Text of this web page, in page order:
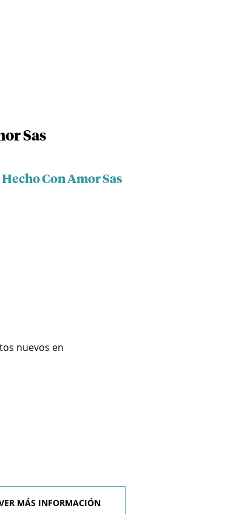
Sas
Con Amor Sas
nuevos en
MÁS INFORMACIÓN